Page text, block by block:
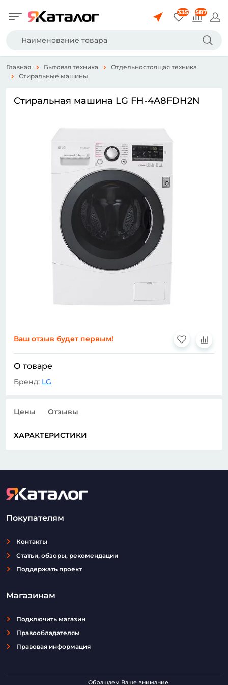
335 587
Главная Бытовая техника
Отдельностоящая техника
Стиральные машины
Стиральная машина LG FH-4A8FDH2N
Ваш отзыв будет первым!
О товаре
Бренд: LG
Цены Отзывы
ХАРАКТЕРИСТИКИ
Покупателям
Контакты
Статьи, обзоры, рекомендации
Поддержать проект
Магазинам
Подключить магазин
Правообладателям
Правовая информация
Обращаем Ваше внимание